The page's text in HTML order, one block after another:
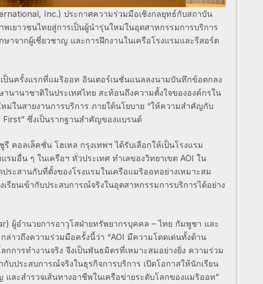
Inc.) ประกาศความร่วมมือเชิงกลยุทธ์กับสถาบัน
เยาวชนไทยสู่การเป็นผู้นำรุ่นใหม่ในอุตสาหกรรมการบริการ
าจากผู้เชี่ยวชาญ และการฝึกงานในเครือโรงแรมและรีสอร์ต
ป็นครั้งแรกที่แมริออท อินเตอร์เนชั่นแนลลงนามบันทึกข้อตกลง
นานาชาติในประเทศไทย สะท้อนถึงความตั้งใจขององค์กรใน
ม่ในสายงานการบริการ ภายใต้นโยบาย “ให้ความสำคัญกับ
ซึ่งเป็นรากฐานสำคัญของแบรนด์
คอลเล็คชั่น โฮเทล กรุงเทพฯ ได้รับเลือกให้เป็นโรงแรม
มอื่น ๆ ในเครือฯ ทั่วประเทศ ทำเลของวิทยาเขต AOI ใน
ระสานกับที่ตั้งของโรงแรมในเครือแมริออทอย่างเหมาะสม
เรียนเข้ากับประสบการณ์จริงในอุตสาหกรรมการบริการได้อย่าง
ผู้อำนวยการอาวุโสฝ่ายทรัพยากรบุคคล – ไทย กัมพูชา และ
าวถึงความร่วมมือครั้งนี้ว่า “AOI มีความโดดเด่นทั้งด้าน
การทำงานจริง จึงเป็นพันธมิตรที่เหมาะสมอย่างยิ่ง ความร่วม
กับประสบการณ์จริงในธุรกิจการบริการ เปิดโอกาสให้นักเรียน
ละสำรวจเส้นทางอาชีพในเครือข่ายระดับโลกของแมริออท”